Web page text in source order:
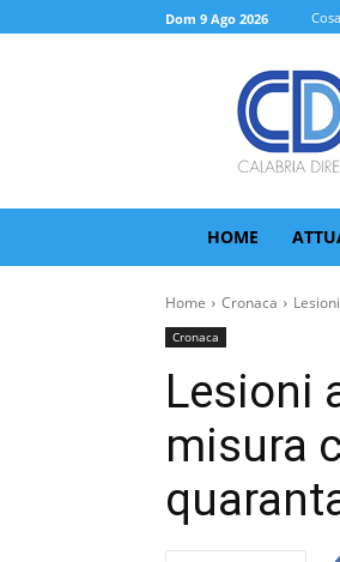
Dom 9 Ago 2026
HOME
Home Cronaca
Cronaca
Lesioni
misura